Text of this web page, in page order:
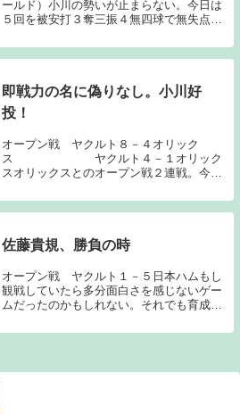
ールド）小川の勢いが止まらない。今日は
５回を被安打３奪三振４無四球で無失点。
これまでに何度かブログで取り上げている
ようにこの小川、アマチュア時代から注目
即戦力の名に偽りなし。小川好
投！
オープン戦 ヤクルト８－４オリック
ス ヤクルト４－１オリック
スオリックスとのオープン戦２連戦。今日
その前に昨日の試合から振り返りたい。８
－４で勝利したのだが、小川監督が「ひど
佐藤貴規、勝負の時
オープン戦 ヤクルト１－５日本ハムもし
観戦していたら多分面白さを感じないゲー
ムだったのかもしれない。それでも育成枠
とで育成枠に滑り込んだ部分も多分にあっ